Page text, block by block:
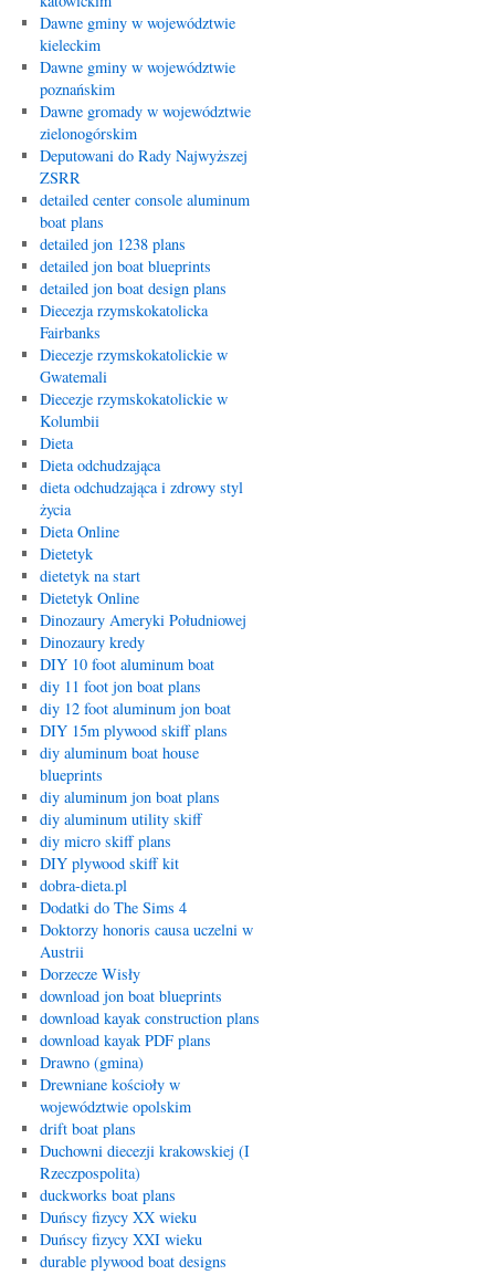
Dawne gminy w województwie
kieleckim
Dawne gminy w województwie
poznańskim
Dawne gromady w województwie
zielonogórskim
Deputowani do Rady Najwyższej
ZSRR
detailed center console aluminum
boat plans
detailed jon 1238 plans
detailed jon boat blueprints
detailed jon boat design plans
Diecezja rzymskokatolicka
Fairbanks
Diecezje rzymskokatolickie w
Gwatemali
Diecezje rzymskokatolickie w
Kolumbii
Dieta
Dieta odchudzająca
dieta odchudzająca i zdrowy styl
życia
Dieta Online
Dietetyk
dietetyk na start
Dietetyk Online
Dinozaury Ameryki Południowej
Dinozaury kredy
DIY 10 foot aluminum boat
diy 11 foot jon boat plans
diy 12 foot aluminum jon boat
DIY 15m plywood skiff plans
diy aluminum boat house
blueprints
diy aluminum jon boat plans
diy aluminum utility skiff
diy micro skiff plans
DIY plywood skiff kit
dobra-dieta.pl
Dodatki do The Sims 4
Doktorzy honoris causa uczelni w
Austrii
Dorzecze Wisły
download jon boat blueprints
download kayak construction plans
download kayak PDF plans
Drawno (gmina)
Drewniane kościoły w
województwie opolskim
drift boat plans
Duchowni diecezji krakowskiej (I
Rzeczpospolita)
duckworks boat plans
Duńscy fizycy XX wieku
Duńscy fizycy XXI wieku
durable plywood boat designs